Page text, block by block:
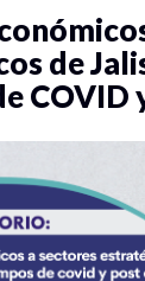
de
COVID